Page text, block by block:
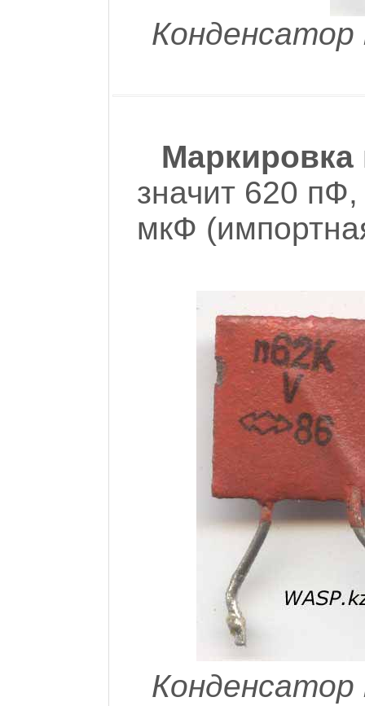
Конденсатор
Маркировка
значит 620
мкФ
Конденсатор